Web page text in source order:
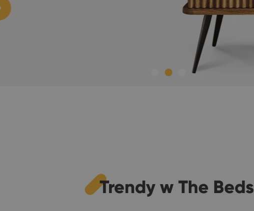
Trendy w The Beds